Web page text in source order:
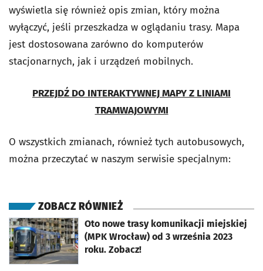
wyświetla się również opis zmian, który można
wyłączyć, jeśli przeszkadza w oglądaniu trasy. Mapa
jest dostosowana zarówno do komputerów
stacjonarnych, jak i urządzeń mobilnych.
PRZEJDŹ DO INTERAKTYWNEJ MAPY Z LINIAMI
TRAMWAJOWYMI
O wszystkich zmianach, również tych autobusowych,
można przeczytać w naszym serwisie specjalnym:
ZOBACZ RÓWNIEŻ
Oto nowe trasy komunikacji miejskiej
(MPK Wrocław) od 3 września 2023
roku. Zobacz!
otworzy się w nowej karcie